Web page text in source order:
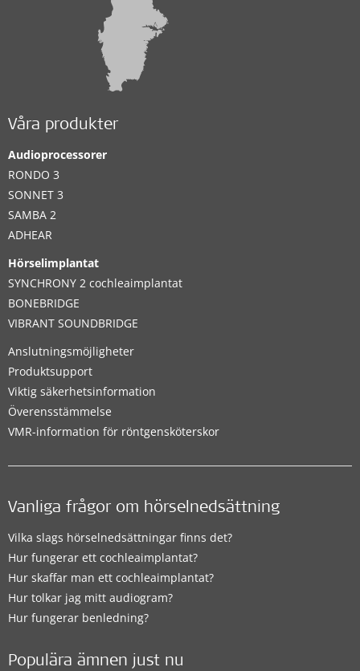
Våra produkter
Audioprocessorer
RONDO 3
SONNET 3
SAMBA 2
ADHEAR
Hörselimplantat
SYNCHRONY 2 cochleaimplantat
BONEBRIDGE
VIBRANT SOUNDBRIDGE
Anslutningsmöjligheter
Produktsupport
Viktig säkerhetsinformation
Överensstämmelse
VMR-information för röntgensköterskor
Vanliga frågor om hörselnedsättning
Vilka slags hörselnedsättningar finns det?
Hur fungerar ett cochleaimplantat?
Hur skaffar man ett cochleaimplantat?
Hur tolkar jag mitt audiogram?
Hur fungerar benledning?
Populära ämnen just nu